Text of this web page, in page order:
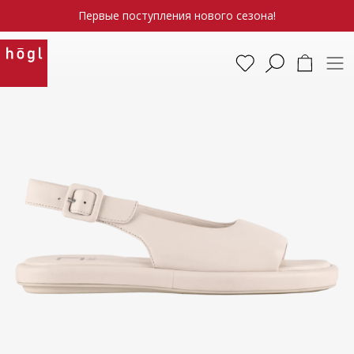
Первые поступления нового сезона!